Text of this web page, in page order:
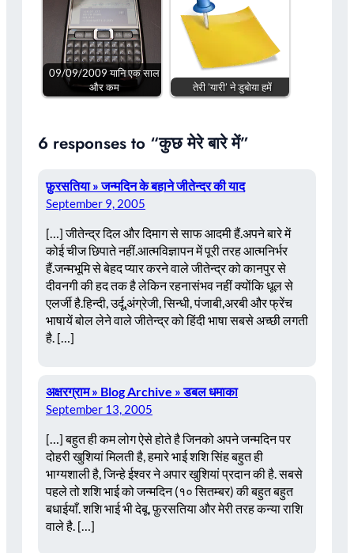
09/09/2009 यानि एक साल
और कम
तेरी ’यारी’ ने डुबोया हमें
6 responses to “कुछ मेरे बारे में”
फ़ुरसतिया » जन्मदिन के बहाने जीतेन्दर की याद
September 9, 2005
[…] जीतेन्द्र दिल और दिमाग से साफ आदमी हैं.अपने बारे में
कोई चीज छिपाते नहीं.आत्मविज्ञापन में पूरी तरह आत्मनिर्भर
हैं.जन्मभूमि से बेहद प्यार करने वाले जीतेन्द्र को कानपुर से
दीवनगी की हद तक है लेकिन रहनासंभव नहीं क्योंकि धूल से
एलर्जी है.हिन्दी, उर्दू,अंग्रेजी, सिन्धी, पंजाबी,अरबी और फ्रेंच
भाषायें बोल लेने वाले जीतेन्द्र को हिंदी भाषा सबसे अच्छी लगती
है. […]
अक्षरग्राम » Blog Archive » डबल धमाका
September 13, 2005
[…] बहुत ही कम लोग ऐसे होते है जिनको अपने जन्मदिन पर
दोहरी खुशियां मिलती है, हमारे भाई शशि सिंह बहुत ही
भाग्यशाली है, जिन्हे ईश्वर ने अपार खुशियां प्रदान की है. सबसे
पहले तो शशि भाई को जन्मदिन (१० सितम्बर) की बहुत बहुत
बधाईयाँ. शशि भाई भी देबू, फ़ुरसतिया और मेरी तरह कन्या राशि
वाले है. […]